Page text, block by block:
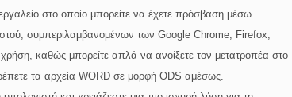
στο οποίο μπορείτε να έχετε πρόσβαση μέσω
συμπεριλαμβανομένων των Google Chrome, Firefox,
καθώς μπορείτε απλά να ανοίξετε τον μετατροπέα στο
τα αρχεία WORD σε μορφή ODS αμέσως.